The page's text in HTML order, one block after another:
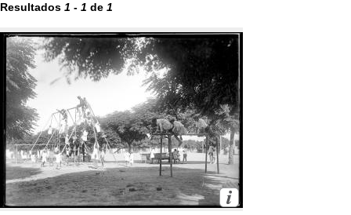
Resultados 1 - 1 de 1